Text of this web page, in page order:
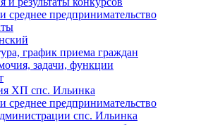
среднее предпринимательство
график приема граждан
задачи, функции
ХП спс. Ильинка
среднее предпринимательство
спс. Ильинка